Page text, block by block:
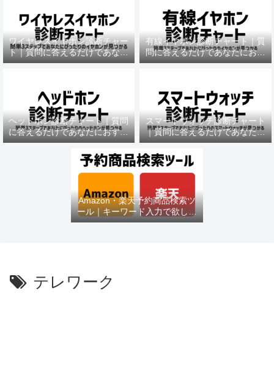
ワイヤレスイヤホン診断チャー
ト｜質問に答えるだけであなた
におすすめの機種がわかる
有線イヤホン診断チャート｜質
問に答えるだけであなたにおす
すめの機種がわかる
ヘッドホン診断チャート｜質問
に答えるだけであなたにおすす
めの機種がわかる
スマートウォッチ診断チャート
｜質問に答えるだけであなたに
おすすめの機種がわかる
Amazon・楽天予約商品検索ツ
ール｜キーワード入力で欲しい
商品を即チェック
テレワーク